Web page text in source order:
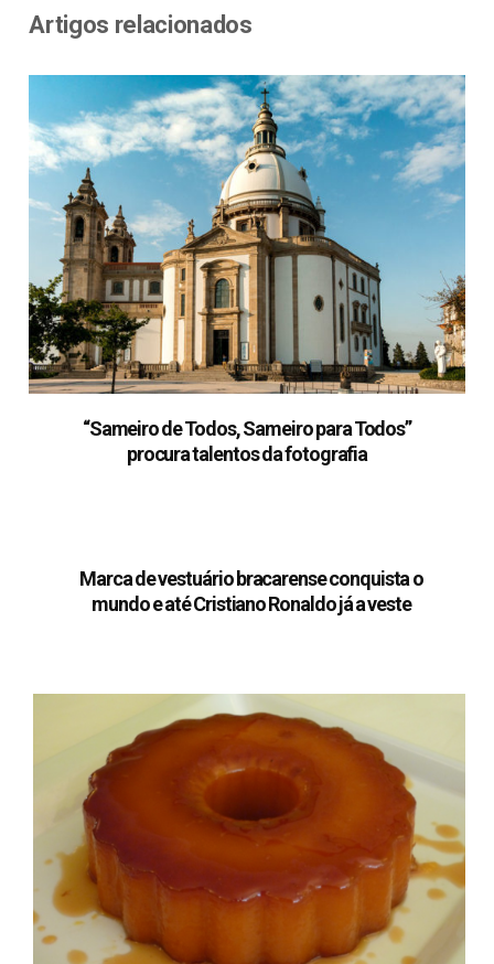
Artigos relacionados
“Sameiro de Todos, Sameiro para Todos”
procura talentos da fotografia
Marca de vestuário bracarense conquista o
mundo e até Cristiano Ronaldo já a veste